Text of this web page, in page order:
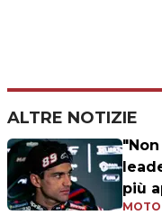
ALTRE NOTIZIE
più